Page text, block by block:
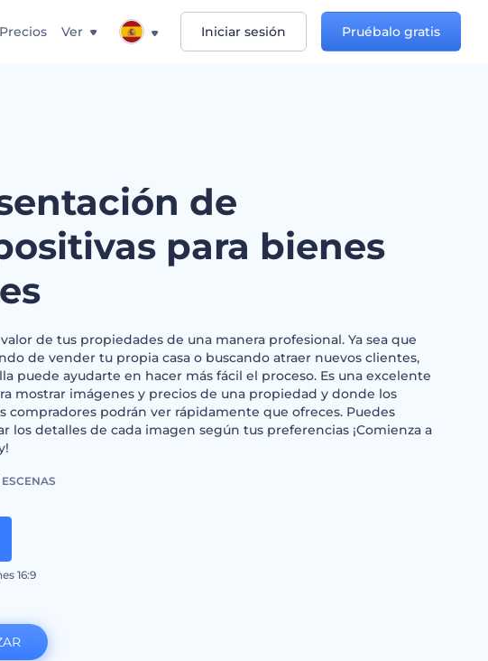
Precios Ver Iniciar sesión Pruébalo gratis
de
para bienes
de tus propiedades de una manera profesional. Ya sea que
de vender tu propia casa o buscando atraer nuevos clientes,
puede ayudarte en hacer más fácil el proceso. Es una excelente
mostrar imágenes y precios de una propiedad y donde los
compradores podrán ver rápidamente que ofreces. Puedes
los detalles de cada imagen según tus preferencias ¡Comienza a
ESCENAS
16:9